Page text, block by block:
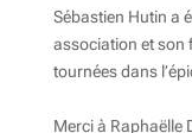
Sébastien Hutin a
association et son
tournées dans
Merci à Raphaëlle